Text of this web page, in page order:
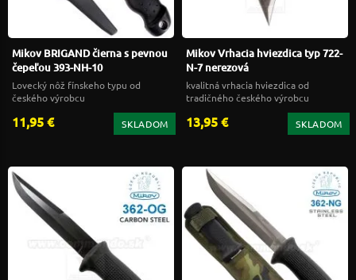
Mikov BRIGAND čierna s pevnou
čepeľou 393-NH-10
Lovecký nôž fínskeho typu od
českého výrobcu
11,95 € SKLADOM
Mikov Vrhacia hviezdica typ 722-
N-7 nerezová
kvalitná vrhacia hviezdica od
tradičného českého výrobcu
13,95 € SKLADOM